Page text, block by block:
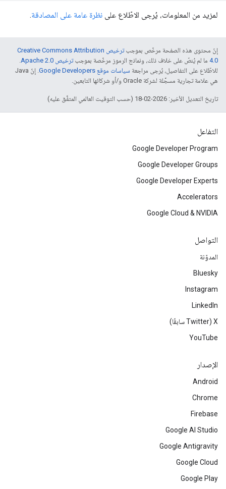
لمزيد من المعلومات، يُرجى الاطّلاع على نظرة عامة على المصادقة.
إنّ محتوى هذه الصفحة مرخّص بموجب
ترخيص Creative Commons Attribution
4.0‏ ما لم يُنصّ على خلاف ذلك، ونماذج الرموز مرخّصة بموجبترخيص Apache 2.0‏
.
للاطّلاع على التفاصيل، يُرجى مراجعة سياسات موقع Google Developers‏
. إنّ Java
هي علامة تجارية مسجَّلة لشركة Oracle و/أو شركائها التابعين.
تاريخ التعديل الأخير: 2026-02-18 (حسب التوقيت العالمي المتفَّق عليه)
التفاعل
Google Developer Program
Google Developer Groups
Google Developer Experts
Accelerators
Google Cloud & NVIDIA
التواصل
المدوّنة
Bluesky
Instagram
LinkedIn
‫X ‏(Twitter سابقًا)
YouTube
الإصدار
Android
Chrome
Firebase
Google AI Studio
Google Antigravity
Google Cloud
Google Play